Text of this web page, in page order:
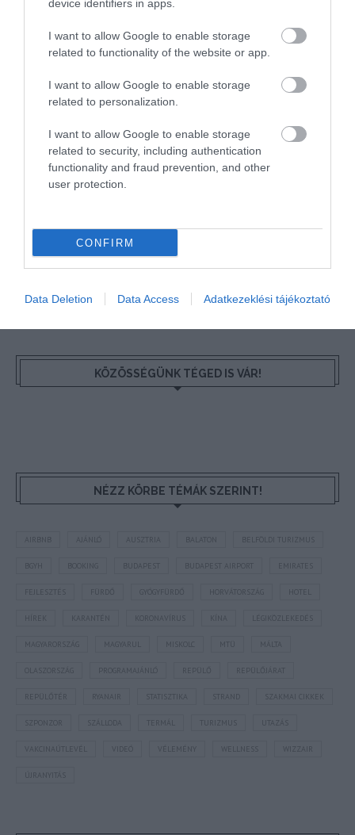
device identifiers in apps.
I want to allow Google to enable storage
related to functionality of the website or app.
I want to allow Google to enable storage
related to personalization.
I want to allow Google to enable storage
related to security, including authentication
functionality and fraud prevention, and other
user protection.
CONFIRM
Data Deletion Data Access Adatkezeklési tájékoztató
HETI BÖLCSESSÉG
sújtott gyerek." Jean-Michel Maulpoix
KÖZÖSSÉGÜNK TÉGED IS VÁR!
NÉZZ KÖRBE TÉMÁK SZERINT!
AUSZTRIA BALATON BELFÖLDI TURIZMUS
BUDAPEST BUDAPEST AIRPORT EMIRATES
FEJLESZTÉS HORVÁTORSZÁG HOTEL
KARANTÉN LÉGIKÖZLEKEDÉS
MAGYARORSZÁG MTÜ MÁLTA
OLASZORSZÁG REPÜLŐJÁRAT
REPÜLŐTÉR STATISZTIKA STRAND SZAKMAI CIKKEK
SZPONZOR SZÁLLODA TERMÁL TURIZMUS UTAZÁS
VAKCINAÚTLEVÉL WIZZAIR
ÚJRANYITÁS